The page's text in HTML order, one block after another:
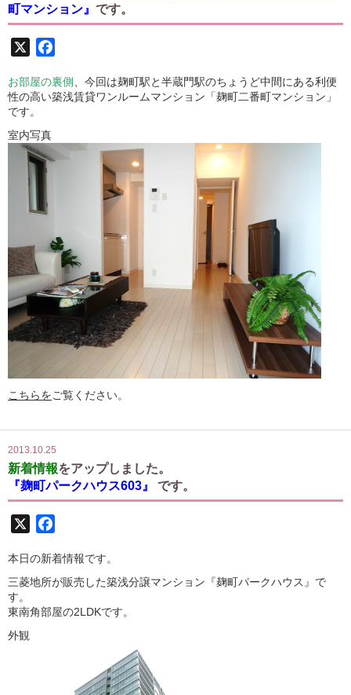
町マンション』 です。
お部屋の裏側 、今回は麹町駅と半蔵門駅のちょうど中間にある利便
性の高い築浅賃貸ワンルームマンション「麹町二番町マンション」
です。
室内写真
こちらをご覧ください。
2013.10.25
新着情報をアップしました。
『麹町パークハウス603』
です。
本日の新着情報です。
三菱地所が販売した築浅分譲マンション『麹町パークハウス』で
す。
東南角部屋の2LDKです。
外観